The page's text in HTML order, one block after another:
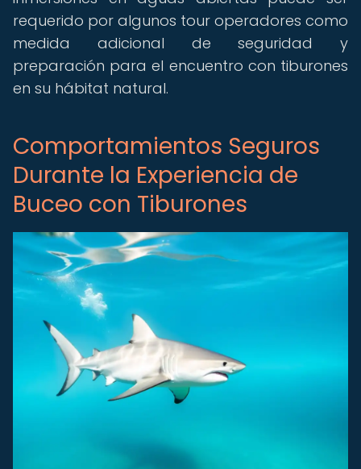
requerido por algunos tour operadores como
medida adicional de seguridad y
preparación para el encuentro con tiburones
en su hábitat natural.
Comportamientos Seguros
Durante la Experiencia de
Buceo con Tiburones